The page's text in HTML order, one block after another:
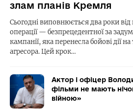
злам планів Кремля
Сьогодні виповнюється два роки від
операції — безпрецедентної за
кампанії, яка перенесла бойові дії
агресора. Цей крок…
Актор і офіцер
фільми не мають
війною»